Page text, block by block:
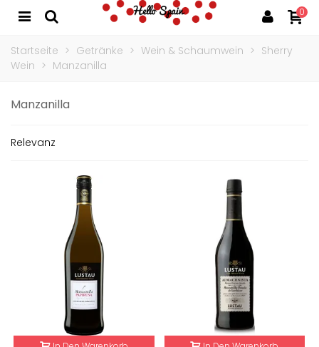
0
Startseite > Getränke > Wein & Schaumwein > Sherry
Wein > Manzanilla
Manzanilla
Relevanz